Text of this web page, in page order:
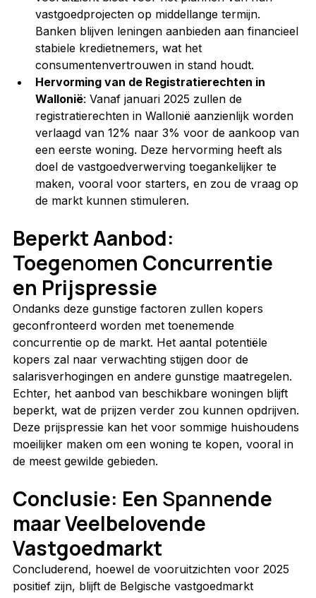
vastgoedprojecten op middellange termijn.
Banken blijven leningen aanbieden aan financieel
stabiele kredietnemers, wat het
consumentenvertrouwen in stand houdt.
Hervorming van de Registratierechten in
Wallonië: Vanaf januari 2025 zullen de
registratierechten in Wallonië aanzienlijk worden
verlaagd van 12% naar 3% voor de aankoop van
een eerste woning. Deze hervorming heeft als
doel de vastgoedverwerving toegankelijker te
maken, vooral voor starters, en zou de vraag op
de markt kunnen stimuleren.
Beperkt Aanbod:
Toegenomen Concurrentie
en Prijspressie
Ondanks deze gunstige factoren zullen kopers
geconfronteerd worden met toenemende
concurrentie op de markt. Het aantal potentiële
kopers zal naar verwachting stijgen door de
salarisverhogingen en andere gunstige maatregelen.
Echter, het aanbod van beschikbare woningen blijft
beperkt, wat de prijzen verder zou kunnen opdrijven.
Deze prijspressie kan het voor sommige huishoudens
moeilijker maken om een woning te kopen, vooral in
de meest gewilde gebieden.
Conclusie: Een Spannende
maar Veelbelovende
Vastgoedmarkt
Concluderend, hoewel de vooruitzichten voor 2025
positief zijn, blijft de Belgische vastgoedmarkt